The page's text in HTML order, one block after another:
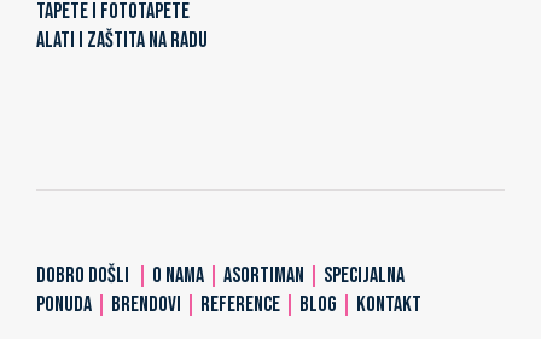
TAPETE I FOTOTAPETE
ALATI I ZAŠTITA NA RADU
DOBRO DOŠLI O NAMA ASORTIMAN
SPECIJALNA
PONUDA
BRENDOVI REFERENCE BLOG KONTAKT